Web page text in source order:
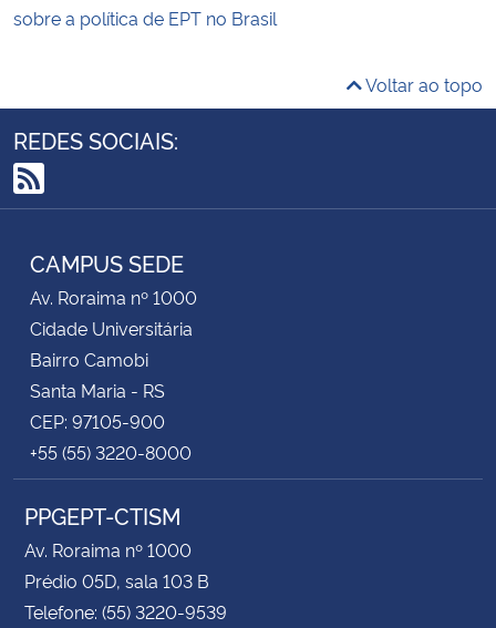
sobre a política de EPT no Brasil
Voltar ao topo
REDES SOCIAIS:
RSS
CAMPUS SEDE
Av. Roraima nº 1000
Cidade Universitária
Bairro Camobi
Santa Maria - RS
CEP: 97105-900
+55 (55) 3220-8000
PPGEPT-CTISM
Av. Roraima nº 1000
Prédio 05D, sala 103 B
Telefone: (55) 3220-9539